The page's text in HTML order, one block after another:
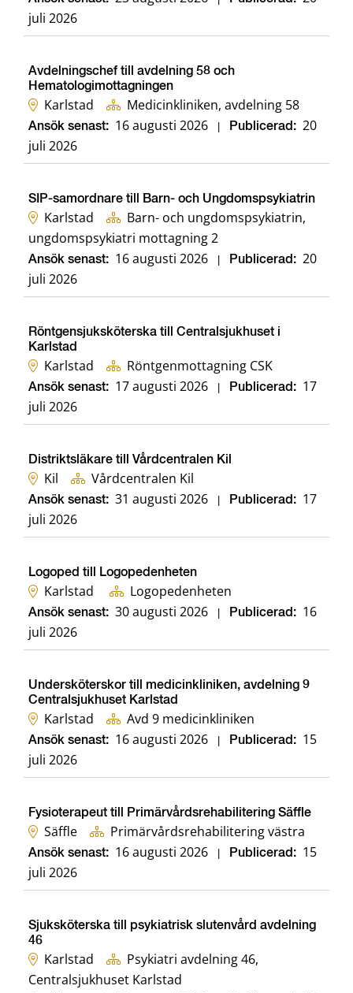
juli 2026
Avdelningschef till avdelning 58 och
Hematologimottagningen
Karlstad Medicinkliniken, avdelning 58
Ansök senast: 16 augusti 2026 Publicerad: 20
juli 2026
SIP-samordnare till Barn- och Ungdomspsykiatrin
Karlstad
Barn- och ungdomspsykiatrin,
ungdomspsykiatri mottagning 2
Ansök senast: 16 augusti 2026 Publicerad: 20
juli 2026
Röntgensjuksköterska till Centralsjukhuset i
Karlstad
Karlstad Röntgenmottagning CSK
Ansök senast: 17 augusti 2026 Publicerad: 17
juli 2026
Distriktsläkare till Vårdcentralen Kil
Kil Vårdcentralen Kil
Ansök senast: 31 augusti 2026 Publicerad: 17
juli 2026
Logoped till Logopedenheten
Karlstad Logopedenheten
Ansök senast: 30 augusti 2026 Publicerad: 16
juli 2026
Undersköterskor till medicinkliniken, avdelning 9
Centralsjukhuset Karlstad
Karlstad Avd 9 medicinkliniken
Ansök senast: 16 augusti 2026 Publicerad: 15
juli 2026
Fysioterapeut till Primärvårdsrehabilitering Säffle
Säffle Primärvårdsrehabilitering västra
Ansök senast: 16 augusti 2026 Publicerad: 15
juli 2026
Sjuksköterska till psykiatrisk slutenvård avdelning
46
Karlstad
Psykiatri avdelning 46,
Centralsjukhuset Karlstad